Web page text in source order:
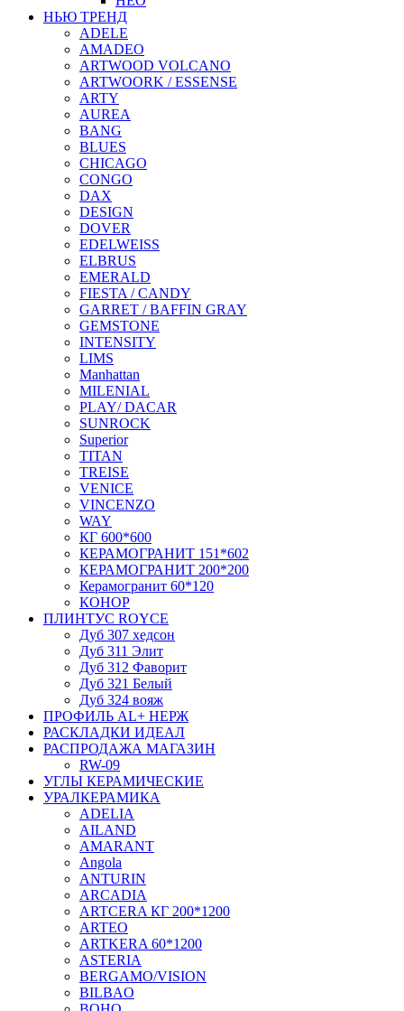
НЬЮ ТРЕНД
ADELE
AMADEO
ARTWOOD VOLCANO
ARTWOORK / ESSENSE
ARTY
AUREA
BANG
BLUES
CHICAGO
CONGO
DAX
DESIGN
DOVER
EDELWEISS
ELBRUS
EMERALD
FIESTA / CANDY
GARRET / BAFFIN GRAY
GEMSTONE
INTENSITY
LIMS
Manhattan
MILENIAL
PLAY/ DACAR
SUNROCK
Superior
TITAN
TREISE
VENICE
VINCENZO
WAY
КГ 600*600
КЕРАМОГРАНИТ 151*602
КЕРАМОГРАНИТ 200*200
Керамогранит 60*120
КОНОР
ПЛИНТУС ROYCE
Дуб 307 хедсон
Дуб 311 Элит
Дуб 312 Фаворит
Дуб 321 Белый
Дуб 324 вояж
ПРОФИЛЬ AL+ НЕРЖ
РАСКЛАДКИ ИДЕАЛ
РАСПРОДАЖА МАГАЗИН
RW-09
УГЛЫ КЕРАМИЧЕСКИЕ
УРАЛКЕРАМИКА
ADELIA
AILAND
AMARANT
Angola
ANTURIN
ARCADIA
ARTCERA КГ 200*1200
ARTEO
ARTKERA 60*1200
ASTERIA
BERGAMO/VISION
BILBAO